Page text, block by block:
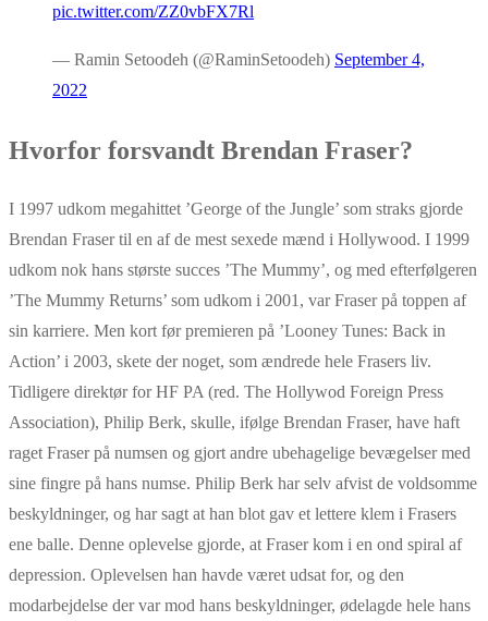
pic.twitter.com/ZZ0vbFX7Rl
— Ramin Setoodeh (@RaminSetoodeh) September 4,
2022
Hvorfor forsvandt Brendan Fraser?
I 1997 udkom megahittet ’George of the Jungle’ som straks gjorde
Brendan Fraser til en af de mest sexede mænd i Hollywood. I 1999
udkom nok hans største succes ’The Mummy’, og med efterfølgeren
’The Mummy Returns’ som udkom i 2001, var Fraser på toppen af
sin karriere. Men kort før premieren på ’Looney Tunes: Back in
Action’ i 2003, skete der noget, som ændrede hele Frasers liv.
Tidligere direktør for HF PA (red. The Hollywod Foreign Press
Association), Philip Berk, skulle, ifølge Brendan Fraser, have haft
raget Fraser på numsen og gjort andre ubehagelige bevægelser med
sine fingre på hans numse. Philip Berk har selv afvist de voldsomme
beskyldninger, og har sagt at han blot gav et lettere klem i Frasers
ene balle. Denne oplevelse gjorde, at Fraser kom i en ond spiral af
depression. Oplevelsen han havde været udsat for, og den
modarbejdelse der var mod hans beskyldninger, ødelagde hele hans